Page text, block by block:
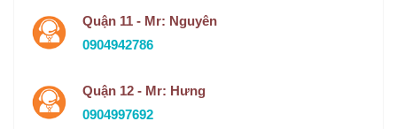
Quận 11 - Mr: Nguyên
0904942786
Quận 12 - Mr: Hưng
0904997692